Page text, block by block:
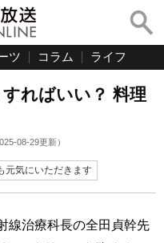
ツ コラム ライフ
ればいい？ 料理
08-29更新）
元気にいただきます
線治療科長の全田貞幹先